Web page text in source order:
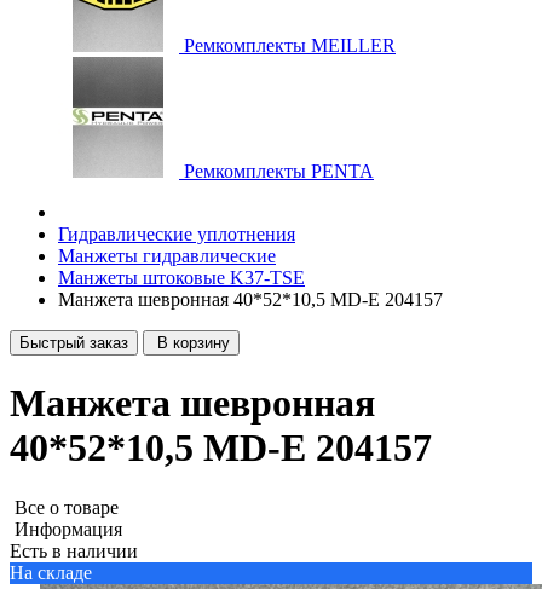
Ремкомплекты MEILLER
Ремкомплекты PENTA
Гидравлические уплотнения
Манжеты гидравлические
Манжеты штоковые K37-TSE
Манжета шевронная 40*52*10,5 MD-E 204157
Быстрый заказ В корзину
Манжета шевронная
40*52*10,5 MD-E 204157
Все о товаре
Информация
Есть в наличии
На складе